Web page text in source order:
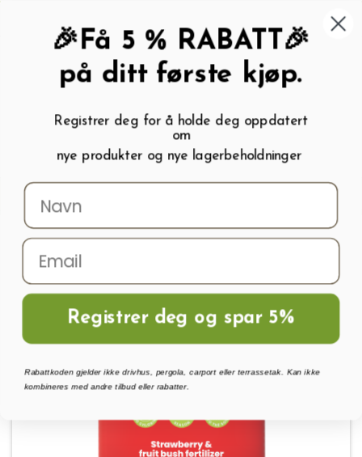
My wishlist (1
Menu Søk Logg inn Handlevogn
Hjem
Jordbær- og bærbuskgjødsel 2 kg
🎉Få 5 % RABATT🎉
på ditt første kjøp.
Registrer deg for å holde deg oppdatert
om
nye produkter og nye lagerbeholdninger
Registrer deg og spar 5%
Rabattkoden gjelder ikke drivhus, pergola, carport eller terrassetak. Kan ikke
kombineres med andre tilbud eller rabatter.